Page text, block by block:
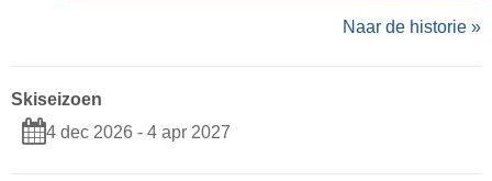
Naar de historie »
Skiseizoen
4 dec 2026 - 4 apr 2027